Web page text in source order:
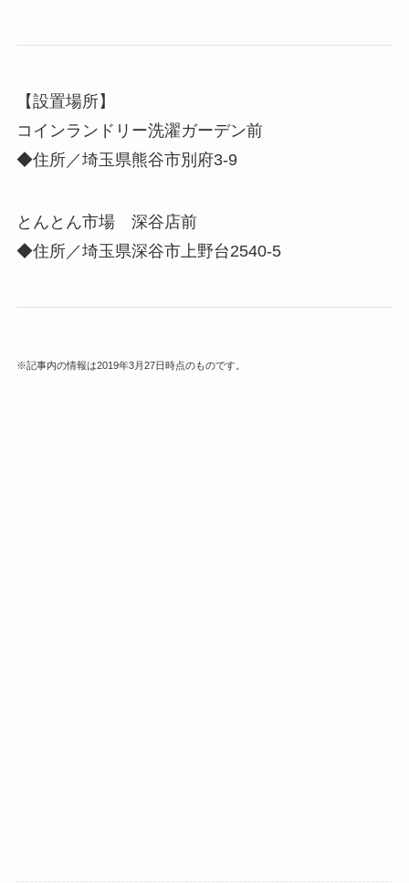
【設置場所】
コインランドリー洗濯ガーデン前
◆住所／埼玉県熊谷市別府3-9
とんとん市場 深谷店前
◆住所／埼玉県深谷市上野台2540-5
※記事内の情報は2019年3月27日時点のものです。